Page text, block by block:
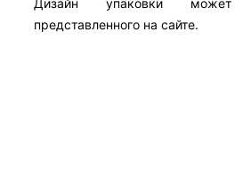
представленного на сайте.